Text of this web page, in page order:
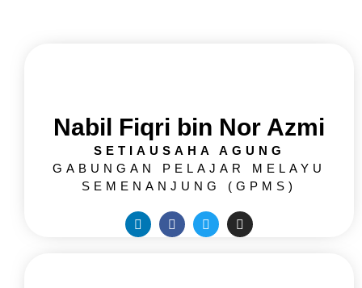
Nabil Fiqri bin Nor Azmi
SETIAUSAHA AGUNG
GABUNGAN PELAJAR MELAYU
SEMENANJUNG (GPMS)